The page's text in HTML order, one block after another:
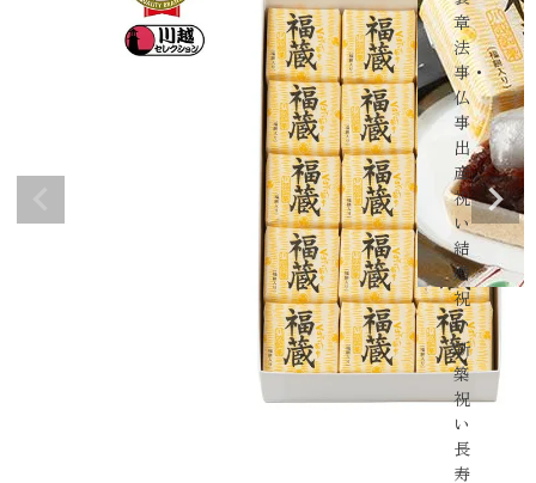
章
法
事・
仏
事
出
産
祝
い
結
婚
祝
い
新
築
祝
い
長
寿